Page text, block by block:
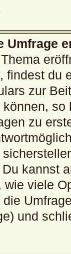
Umfrage
findest du
zur
zu
kannst
wie viele
und